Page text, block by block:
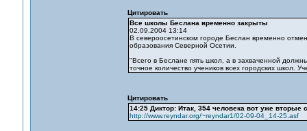
Цитировать
Все школы Беслана временно закрыты
02.09.2004 13:14
В североосетинском городе Беслан временно
образования Северной Осетии.
"Всего в Беслане пять школ, а в захваченной
точное количество учеников всех городских школ.
Цитировать
14:25 Диктор: Итак, 354 человека вот уже вторые
http://www.reyndar.org/~reyndar1/02-09-04_14-25.asf